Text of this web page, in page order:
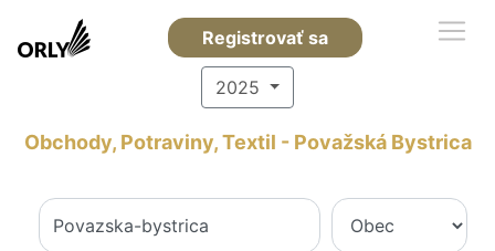
Registrovať sa
2025
Obchody, Potraviny, Textil - Považská Bystrica